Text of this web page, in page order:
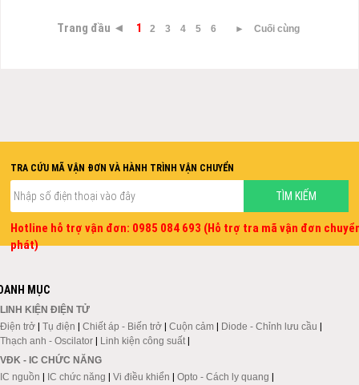
Trang đầu ◄ 1 2 3 4 5 6 ► Cuối cùng
TRA CỨU MÃ VẬN ĐƠN VÀ HÀNH TRÌNH VẬN CHUYỂN
Hotline hỗ trợ vận đơn: 0985 084 693 (Hỗ trợ tra mã vận đơn
phát)
MỤC
LINH KIỆN ĐIỆN TỬ
Điện trở | Tụ điện | Chiết áp - Biến trở | Cuộn cảm | Diode - Chỉnh lưu cầu |
Thạch anh - Oscilator | Linh kiện công suất |
VĐK - IC CHỨC NĂNG
IC nguồn | IC chức năng | Vi điều khiển | Opto - Cách ly quang |